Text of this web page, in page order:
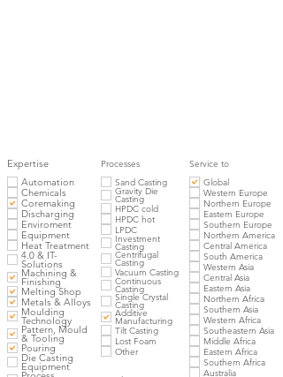
Expertise
Automation
Chemicals
Coremaking
Discharging
Enviroment
Equipment
Heat Treatment
4.0 & IT-
Solutions
Machining &
Finishing
Melting Shop
Metals & Alloys
Moulding
Technology
Pattern, Mould
& Tooling
Pouring
Die Casting
Equipment
Processes
Sand Casting
Gravity Die
Casting
HPDC cold
HPDC hot
LPDC
Investment
Casting
Centrifugal
Casting
Vacuum Casting
Continuous
Casting
Single Crystal
Casting
Additive
Manufacturing
Tilt Casting
Lost Foam
Other
Service to
Global
Western Europe
Northern Europe
Eastern Europe
Southern Europe
Northern America
Central America
South America
Western Asia
Central Asia
Eastern Asia
Northern Africa
Southern Asia
Western Africa
Southeastern Asia
Middle Africa
Eastern Africa
Southern Africa
Australia